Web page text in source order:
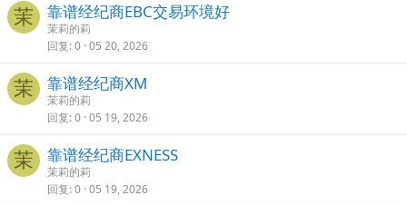
茉 靠谱经纪商EBC交易环境好
茉莉的莉
回复 0 05 20, 2026
茉 靠谱经纪商XM
茉莉的莉
回复 0 05 19, 2026
茉 靠谱经纪商EXNESS
茉莉的莉
回复 0 05 19, 2026